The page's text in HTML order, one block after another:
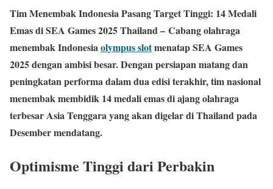
Tim Menembak Indonesia Pasang Target Tinggi: 14 Medali
Emas di SEA Games 2025 Thailand – Cabang olahraga
menembak Indonesiaolympus slotmenatap SEA Games
2025 dengan ambisi besar. Dengan persiapan matang dan
peningkatan performa dalam dua edisi terakhir, tim nasional
menembak membidik 14 medali emas di ajang olahraga
terbesar Asia Tenggara yang akan digelar di Thailand pada
Desember mendatang.
Optimisme Tinggi dari Perbakin